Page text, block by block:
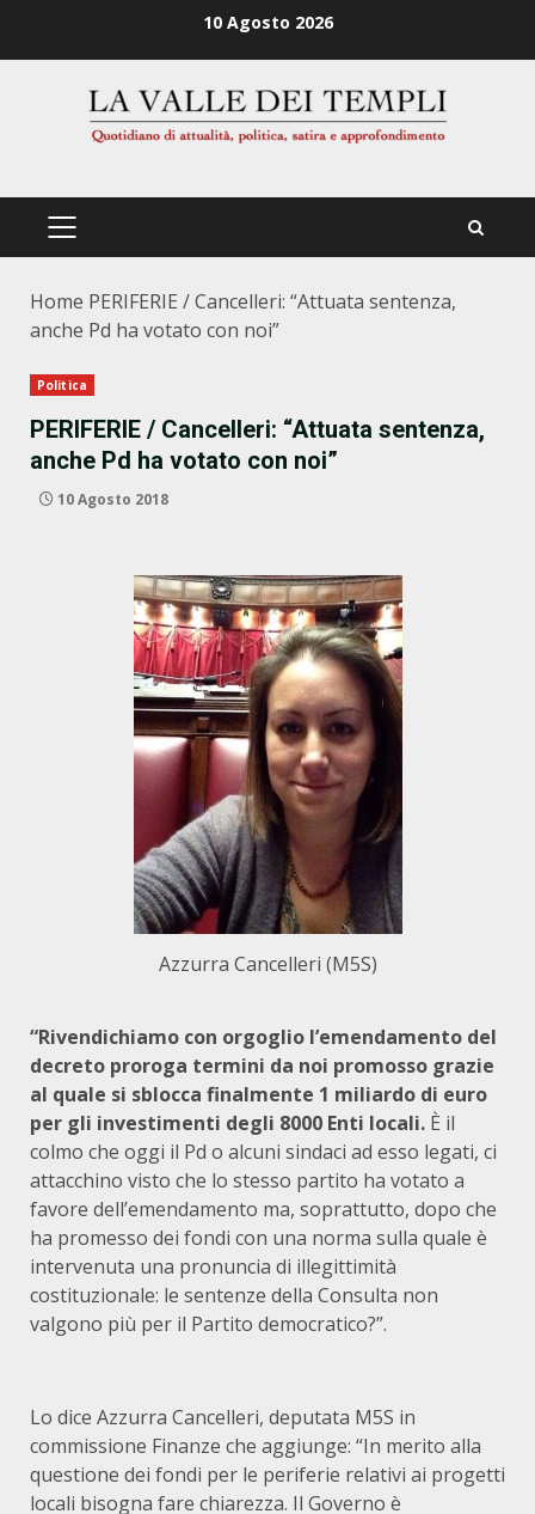
10 Agosto 2026
PRIMÄRES
Home PERIFERIE / Cancelleri: “Attuata sentenza,
anche Pd ha votato con noi”
Politica
PERIFERIE / Cancelleri: “Attuata sentenza,
anche Pd ha votato con noi”
10 Agosto 2018
Azzurra Cancelleri (M5S)
“Rivendichiamo con orgoglio l’emendamento del
decreto proroga termini da noi promosso grazie
al quale si sblocca finalmente 1 miliardo di euro
per gli investimenti degli 8000 Enti locali. È il
colmo che oggi il Pd o alcuni sindaci ad esso legati, ci
attacchino visto che lo stesso partito ha votato a
favore dell’emendamento ma, soprattutto, dopo che
ha promesso dei fondi con una norma sulla quale è
intervenuta una pronuncia di illegittimità
costituzionale: le sentenze della Consulta non
valgono più per il Partito democratico?”.
Lo dice Azzurra Cancelleri, deputata M5S in
commissione Finanze che aggiunge: “In merito alla
questione dei fondi per le periferie relativi ai progetti
locali bisogna fare chiarezza. Il Governo è